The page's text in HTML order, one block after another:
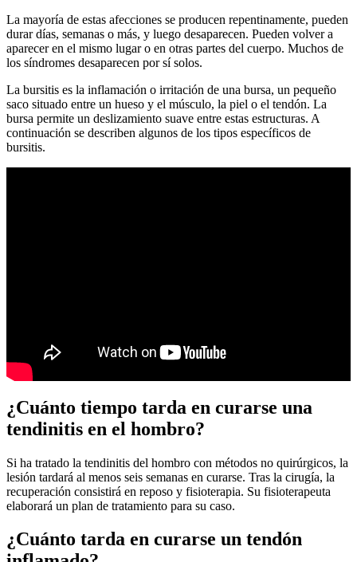
La mayoría de estas afecciones se producen repentinamente, pueden
durar días, semanas o más, y luego desaparecen. Pueden volver a
aparecer en el mismo lugar o en otras partes del cuerpo. Muchos de
los síndromes desaparecen por sí solos.
La bursitis es la inflamación o irritación de una bursa, un pequeño
saco situado entre un hueso y el músculo, la piel o el tendón. La
bursa permite un deslizamiento suave entre estas estructuras. A
continuación se describen algunos de los tipos específicos de
bursitis.
¿Cuánto tiempo tarda en curarse una
tendinitis en el hombro?
Si ha tratado la tendinitis del hombro con métodos no quirúrgicos, la
lesión tardará al menos seis semanas en curarse. Tras la cirugía, la
recuperación consistirá en reposo y fisioterapia. Su fisioterapeuta
elaborará un plan de tratamiento para su caso.
¿Cuánto tarda en curarse un tendón